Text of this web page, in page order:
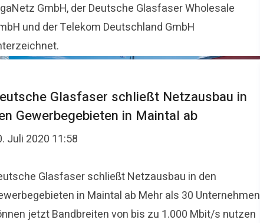
GmbH, der Deutsche Glasfaser Wholesale
und der Telekom Deutschland GmbH
Glasfaser schließt Netzausbau in
Gewerbegebieten in Maintal ab
Juli 2020 11:58
Glasfaser schließt Netzausbau in den
in Maintal ab Mehr als 30 Unternehmen
jetzt Bandbreiten von bis zu 1.000 Mbit/s nutzen